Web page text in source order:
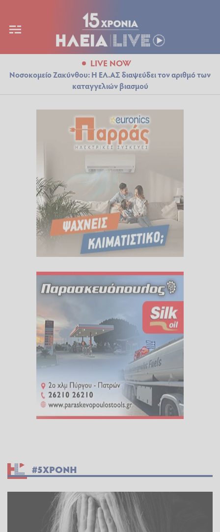
LIVE NOW
Νοσοκομείο Ζακύνθου: Η ΕΛ.ΑΣ διαψεύδει τον αριθμό των
καταγγελιών βιασμού
#5ΧΡΟΝΗ